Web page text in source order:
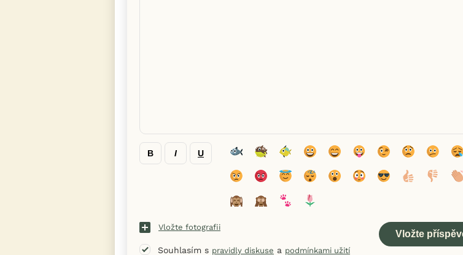
B I U
Vložte fotografii
Souhlasím s pravidly diskuse a podmínkami užití